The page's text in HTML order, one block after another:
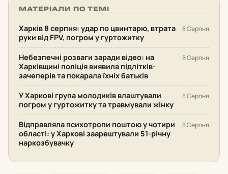
МАТЕРІАЛИ ПО ТЕМІ
Харків 8 серпня: удар по цвинтарю, втрата
руки від FPV, погром у гуртожитку
8 Серпня
Небезпечні розваги заради відео: на
Харківщині поліція виявила підлітків-
зачеперів та покарала їхніх батьків
8 Серпня
У Харкові група молодиків влаштували
погром у гуртожитку та травмували жінку
8 Серпня
Відправляла психотропи поштою у чотири
області: у Харкові заарештували 51-річну
наркозбувачку
8 Серпня